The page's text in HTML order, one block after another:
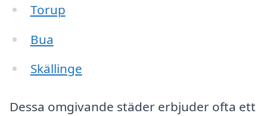
Torup
Bua
Skällinge
Dessa omgivande städer erbjuder ofta ett